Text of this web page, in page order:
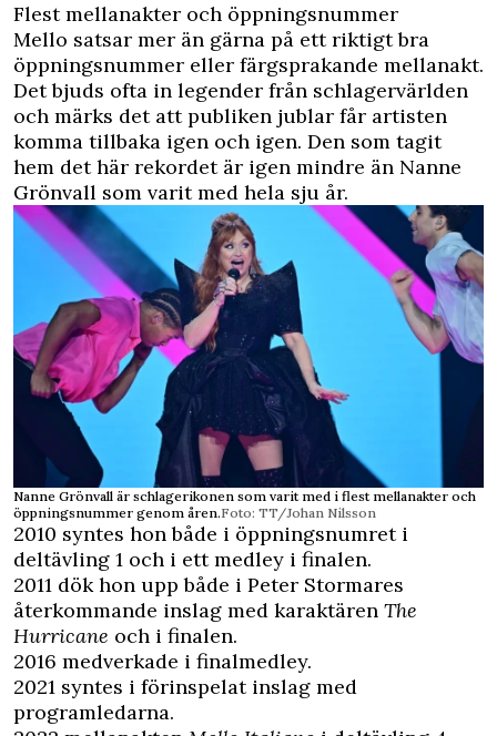
Flest mellanakter och öppningsnummer
Mello satsar mer än gärna på ett riktigt bra
öppningsnummer eller färgsprakande mellanakt.
Det bjuds ofta in legender från schlagervärlden
och märks det att publiken jublar får artisten
komma tillbaka igen och igen. Den som tagit
hem det här rekordet är igen mindre än Nanne
Grönvall som varit med hela sju år.
Nanne Grönvall är schlagerikonen som varit med i flest mellanakter och
öppningsnummer genom åren.Foto: TT/Johan Nilsson
2010 syntes hon både i öppningsnumret i
deltävling 1 och i ett medley i finalen.
2011 dök hon upp både i Peter Stormares
återkommande inslag med karaktären The
Hurricane och i finalen.
2016 medverkade i finalmedley.
2021 syntes i förinspelat inslag med
programledarna.